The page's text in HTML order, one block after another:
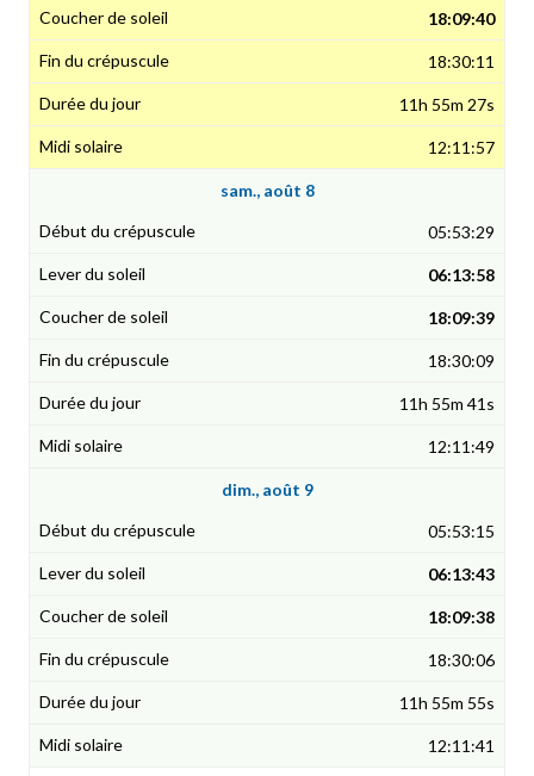
18:09:40
18:30:11
11h 55m 27s
12:11:57
sam., août 8
05:53:29
06:13:58
18:09:39
18:30:09
11h 55m 41s
12:11:49
dim., août 9
05:53:15
06:13:43
18:09:38
18:30:06
11h 55m 55s
12:11:41